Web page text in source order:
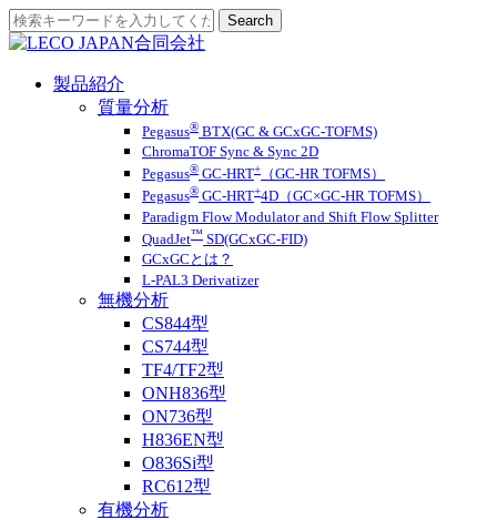
製品紹介
質量分析
Pegasus® BTX(GC & GCxGC-TOFMS)
ChromaTOF Sync & Sync 2D
Pegasus® GC-HRT+
（GC-HR TOFMS）
Pegasus® GC-HRT+4D（GC×GC-HR TOFMS）
Paradigm Flow Modulator and Shift Flow Splitter
QuadJet™ SD(GCxGC-FID)
GCxGCとは？
L-PAL3 Derivatizer
無機分析
CS844型
CS744型
TF4/TF2型
ONH836型
ON736型
H836EN型
O836Si型
RC612型
有機分析